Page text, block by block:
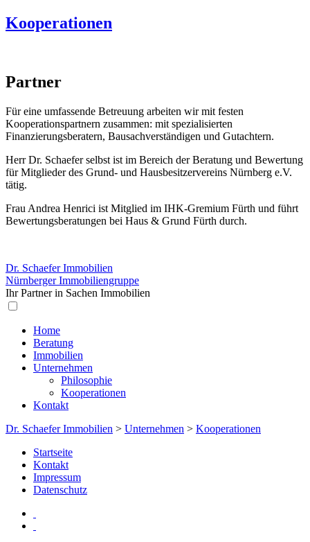
Kooperationen
Partner
Für eine umfassende Betreuung arbeiten wir mit festen
Kooperationspartnern zusammen: mit spezialisierten
Finanzierungsberatern, Bausachverständigen und Gutachtern.
Herr Dr. Schaefer selbst ist im Bereich der Beratung und Bewertung
für Mitglieder des Grund- und Hausbesitzervereins Nürnberg e.V.
tätig.
Frau Andrea Henrici ist Mitglied im IHK-Gremium Fürth und führt
Bewertungsberatungen bei Haus & Grund Fürth durch.
Dr. Schaefer Immobilien
Nürnberger Immobiliengruppe
Ihr Partner in Sachen Immobilien
Home
Beratung
Immobilien
Unternehmen
Philosophie
Kooperationen
Kontakt
Dr. Schaefer Immobilien > Unternehmen > Kooperationen
Startseite
Kontakt
Impressum
Datenschutz